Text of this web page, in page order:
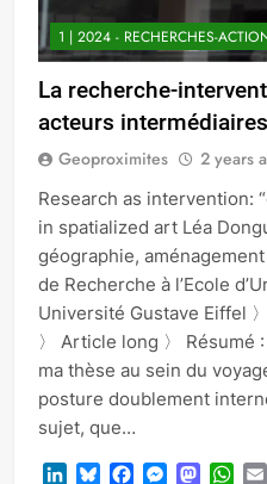
1 | 2024 - RECHERCHES-
La recherche-
acteurs
Geoproximites 2 years
Research as intervention:
in spatialized art Léa
géographie,
de Recherche à l’Ecole
Université Gustave Eiffel
〉 Article long 〉 Résumé
ma thèse au sein du
posture doublement
sujet, que…
LinkedInBlueskyFacebook
Messenger